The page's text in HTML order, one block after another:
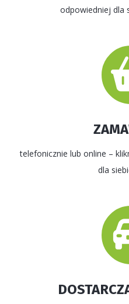
odpowiedniej dla
telefonicznie lub online –
dla